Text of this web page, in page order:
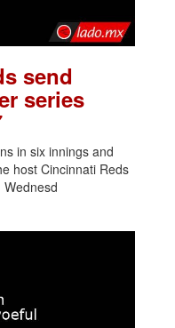
send
series
in six innings and
host Cincinnati Reds